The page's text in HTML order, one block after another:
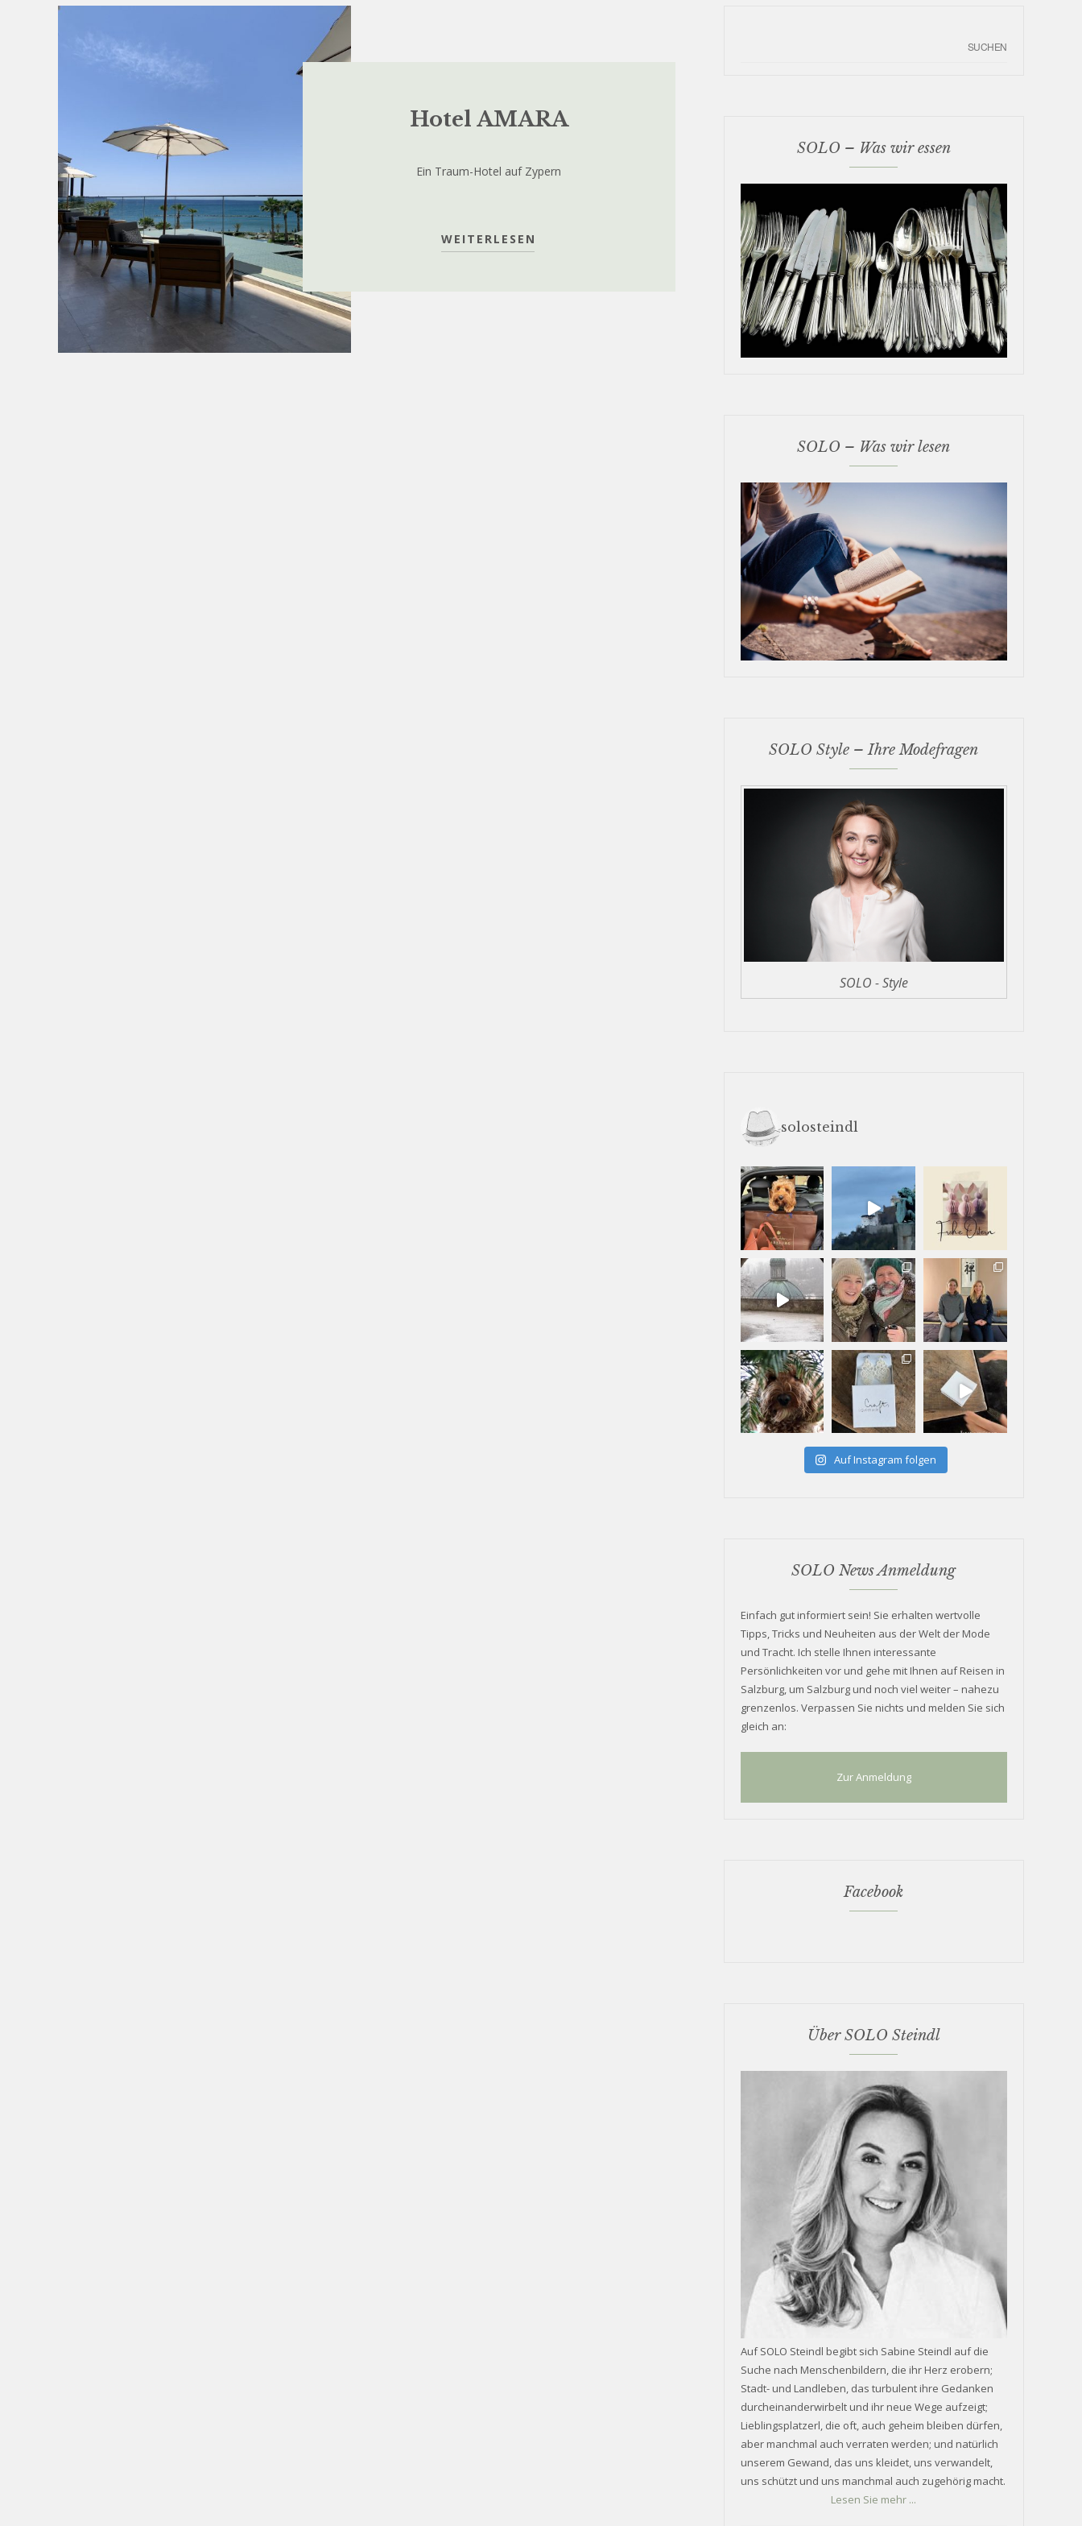
Hotel AMARA
Ein Traum-Hotel auf Zypern
WEITERLESEN
SOLO – Was wir essen
SOLO – Was wir lesen
SOLO Style – Ihre Modefragen
SOLO - Style
solosteindl
Auf Instagram folgen
SOLO News Anmeldung
Einfach gut informiert sein! Sie erhalten wertvolle
Tipps, Tricks und Neuheiten aus der Welt der Mode
und Tracht. Ich stelle Ihnen interessante
Persönlichkeiten vor und gehe mit Ihnen auf Reisen in
Salzburg, um Salzburg und noch viel weiter – nahezu
grenzenlos. Verpassen Sie nichts und melden Sie sich
gleich an:
Zur Anmeldung
Facebook
Über SOLO Steindl
Auf SOLO Steindl begibt sich Sabine Steindl auf die
Suche nach Menschenbildern, die ihr Herz erobern;
Stadt- und Landleben, das turbulent ihre Gedanken
durcheinanderwirbelt und ihr neue Wege aufzeigt;
Lieblingsplatzerl, die oft, auch geheim bleiben dürfen,
aber manchmal auch verraten werden; und natürlich
unserem Gewand, das uns kleidet, uns verwandelt,
uns schützt und uns manchmal auch zugehörig macht.
Lesen Sie mehr ...